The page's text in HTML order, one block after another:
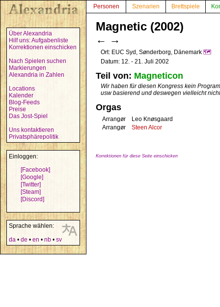
Über Alexandria
Hilf uns: Aufgabenliste
Korrektionen einschicken
Nach Spielen suchen
Markierungen
Alexandria in Zahlen
Locations
Kalender
Blog-Feeds
Preise
Das Jost-Spiel
Uns kontaktieren
Privatsphärepolitik
Einloggen:
[Facebook]
[Google]
[Twitter]
[Steam]
[Discord]
Sprache wählen:
da • de • en • nb • sv
Personen Szenarien Brettspiele
Magnetic (2002)
← →
Ort: EUC Syd, Sønderborg, Dänemark 🗺️
Datum: 12. - 21. Juli 2002
Teil von: Magneticon
Wir haben für diesen Kongress kein
usw basierend und deswegen vielleicht
Orgas
Arrangør
Leo Knøsgaard
Arrangør
Steen Alcor
Korrektionen für diese Seite einschicken